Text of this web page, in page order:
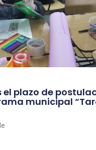
el plazo de
municipal